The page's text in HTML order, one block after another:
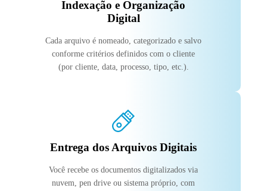
Indexação e Organização
Digital
Cada arquivo é nomeado, categorizado e salvo
conforme critérios definidos com o cliente
(por cliente, data, processo, tipo, etc.).
Entrega dos Arquivos Digitais
Você recebe os documentos digitalizados via
nuvem, pen drive ou sistema próprio, com